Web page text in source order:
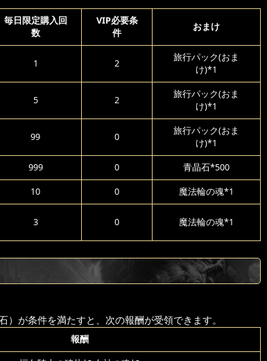
毎日限定購入回
数
VIP必要条
件
おまけ
1 2
旅行パック(おま
け)*1
5 2
旅行パック(おま
け)*1
99 0
旅行パック(おま
け)*1
999 0 青晶石*500
10 0 魔法輪の魂*1
3 0 魔法輪の魂*1
が条件を満たすと、次の報酬が受領できます。
報酬